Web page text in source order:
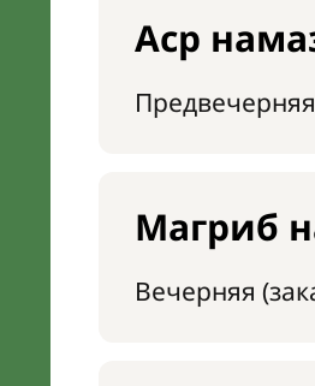
Аср
Магриб
Вечерняя